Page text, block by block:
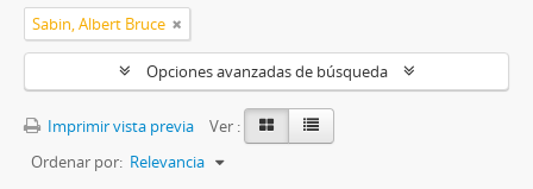
Sabin, Albert Bruce
Opciones avanzadas de búsqueda
Imprimir vista previa
Ver :
Ordenar por: Relevancia